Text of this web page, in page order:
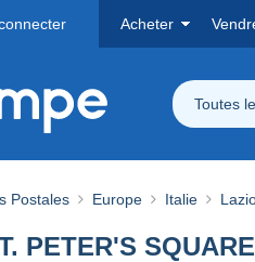
Acheter
Toutes
Postales Europe Italie
PETER'S